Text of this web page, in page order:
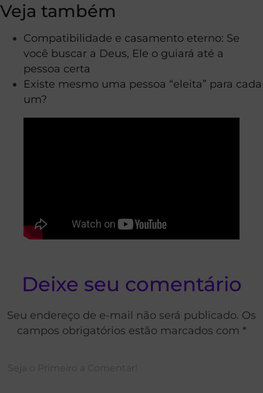
Veja também
Compatibilidade e casamento eterno: Se
você buscar a Deus, Ele o guiará até a
pessoa certa
Existe mesmo uma pessoa “eleita” para cada
um?
Deixe seu comentário
Seu endereço de e-mail não será publicado. Os
campos obrigatórios estão marcados com *